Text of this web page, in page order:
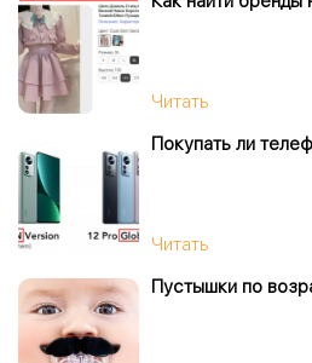
Читать
Покупать ли
Читать
Пустышки по